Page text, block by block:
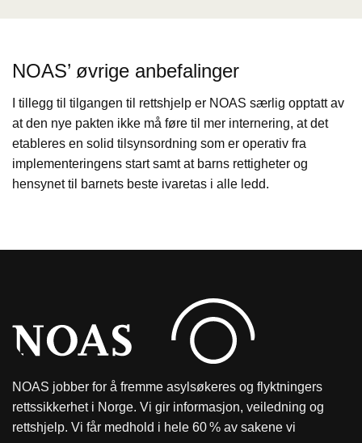
NOAS’ øvrige anbefalinger
I tillegg til tilgangen til rettshjelp er NOAS særlig opptatt av
at den nye pakten ikke må føre til mer internering, at det
etableres en solid tilsynsordning som er operativ fra
implementeringens start samt at barns rettigheter og
hensynet til barnets beste ivaretas i alle ledd.
NOAS jobber for å fremme asylsøkeres og flyktningers
rettssikkerhet i Norge. Vi gir informasjon, veiledning og
rettshjelp. Vi får medhold i hele 60 % av sakene vi